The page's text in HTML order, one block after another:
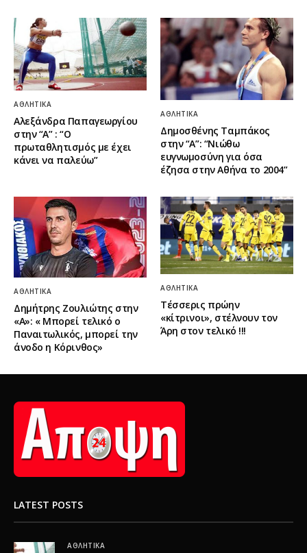
ΑΘΛΗΤΙΚΆ
Αλεξάνδρα Παπαγεωργίου
στην “Α” : “Ο
πρωταθλητισμός με έχει
κάνει να παλεύω”
ΑΘΛΗΤΙΚΆ
Δημοσθένης Ταμπάκος
στην “A”: “Νιώθω
ευγνωμοσύνη για όσα
έζησα στην Αθήνα το 2004”
ΑΘΛΗΤΙΚΆ
Δημήτρης Ζουλιώτης στην
«Α»: « Μπορεί τελικό ο
Παναιτωλικός, μπορεί την
άνοδο η Κόρινθος»
ΑΘΛΗΤΙΚΆ
Τέσσερις πρώην
«κίτρινοι», στέλνουν τον
Άρη στον τελικό !!!
LATEST POSTS
ΑΘΛΗΤΙΚΆ